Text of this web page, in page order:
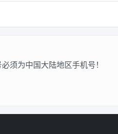
须为中国大陆地区手机号！